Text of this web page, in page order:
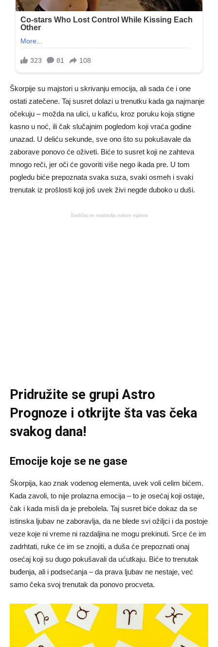
Škorpije su majstori u skrivanju emocija, ali sada će i one
ostati zatečene. Taj susret dolazi u trenutku kada ga najmanje
očekuju – možda na ulici, u kafiću, kroz poruku koja stigne
kasno u noć, ili čak slučajnim pogledom koji vraća godine
unazad. U deliću sekunde, sve ono što su pokušavale da
zaborave ponovo će oživeti. Biće to susret koji ne zahteva
mnogo reči, jer oči će govoriti više nego ikada pre. U tom
pogledu biće prepoznata svaka suza, svaki osmeh i svaki
trenutak iz prošlosti koji još uvek živi negde duboko u duši.
Sadržaj se nastavlja nakon oglasa
Pridružite se grupiAstro
Prognoze i otkrijte šta vas čeka
svakog dana!
Emocije koje se ne gase
Škorpija, kao znak vodenog elementa, uvek voli celim bićem.
Kada zavoli, to nije prolazna emocija – to je osećaj koji ostaje,
čak i kada misli da je prebolela. Taj susret biće dokaz da se
istinska ljubav ne zaboravlja, da ne blede svi ožiljci i da postoje
veze koje ni vreme ni razdaljina ne mogu prekinuti. Srce će im
zadrhtati, ruke će im se znojiti, a duša će prepoznati onaj
osećaj koji su dugo pokušavali da ućutkaju. Biće to trenutak
buđenja, ali i podsećanja – da prava ljubav ne nestaje, već
samo čeka svoj trenutak da ponovo procveta.